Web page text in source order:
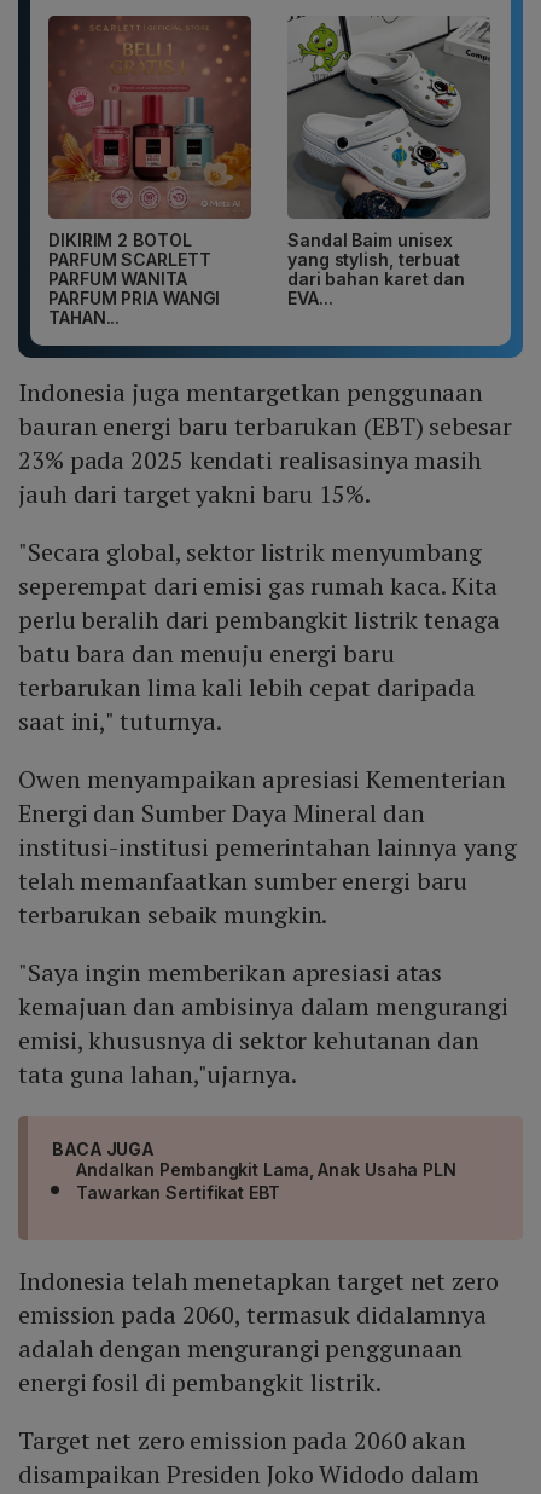
DIKIRIM 2 BOTOL
PARFUM SCARLETT
PARFUM WANITA
PARFUM PRIA WANGI
TAHAN...
Sandal Baim unisex
yang stylish, terbuat
dari bahan karet dan
EVA...
Indonesia juga mentargetkan penggunaan
bauran energi baru terbarukan (EBT) sebesar
23% pada 2025 kendati realisasinya masih
jauh dari target yakni baru 15%.
"Secara global, sektor listrik menyumbang
seperempat dari emisi gas rumah kaca. Kita
perlu beralih dari pembangkit listrik tenaga
batu bara dan menuju energi baru
terbarukan lima kali lebih cepat daripada
saat ini," tuturnya.
Owen menyampaikan apresiasi Kementerian
Energi dan Sumber Daya Mineral dan
institusi-institusi pemerintahan lainnya yang
telah memanfaatkan sumber energi baru
terbarukan sebaik mungkin.
"Saya ingin memberikan apresiasi atas
kemajuan dan ambisinya dalam mengurangi
emisi, khususnya di sektor kehutanan dan
tata guna lahan,"ujarnya.
BACA JUGA
Andalkan Pembangkit Lama, Anak Usaha PLN
Tawarkan Sertifikat EBT
Indonesia telah menetapkan target net zero
emission pada 2060, termasuk didalamnya
adalah dengan mengurangi penggunaan
energi fosil di pembangkit listrik.
Target net zero emission pada 2060 akan
disampaikan Presiden Joko Widodo dalam